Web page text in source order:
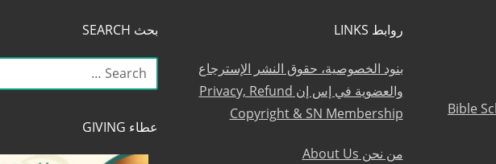
روابط LINKS
بنود الخصوصية، حقوق النشر الإسترجاع
والعضوية في إس إن Privacy, Refund
Copyright & SN Membership
من نحن About Us
بحث SEARCH
البحث
عن:
عطاء GIVING